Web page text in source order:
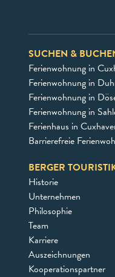
SUCHEN &
Ferienwohnung in
Ferienwohnung in
Ferienwohnung in
Ferienwohnung in
Ferienhaus in
Barrierefreie
BERGER
Historie
Unternehmen
Philosophie
Team
Karriere
Auszeichnungen
Kooperationspartner